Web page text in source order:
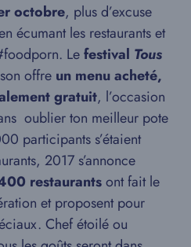
octobre, plus d’excuse
écumant les restaurants et
Lefestival Tous
offre un menu acheté,
gratuit, l’occasion
oublier ton meilleur pote
participants s’étaient
2017 s’annonce
restaurantsont fait le
et proposent pour
Chef étoilé ou